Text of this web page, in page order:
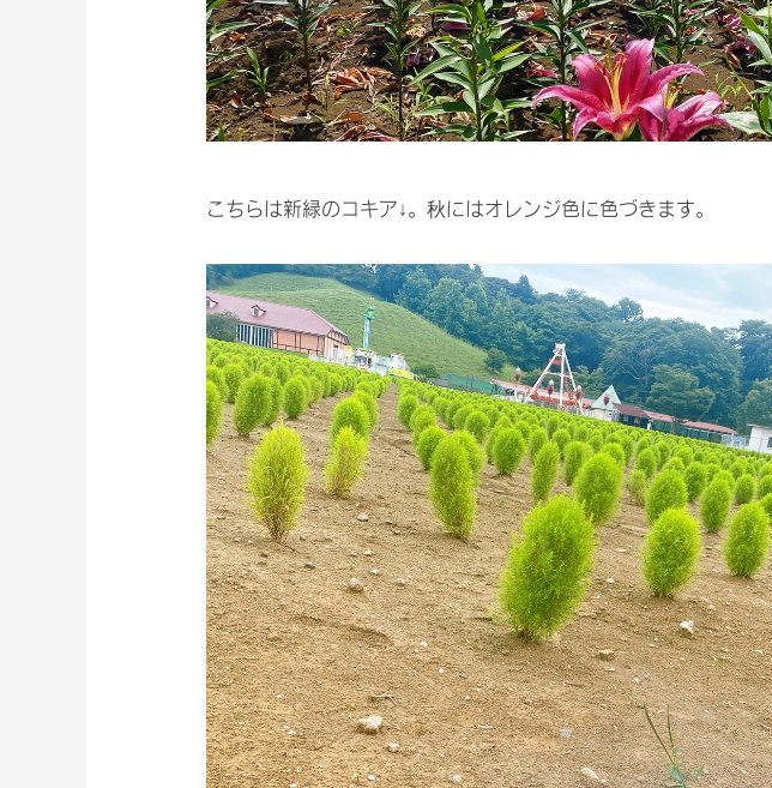
こちらは新緑のコキア↓。秋にはオレンジ色に色づきます。